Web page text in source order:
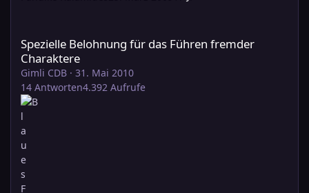
Spezielle Belohnung für das Führen fremder
Charaktere
Gimli CDB · 31. Mai 2010
14 Antworten4.392 Aufrufe